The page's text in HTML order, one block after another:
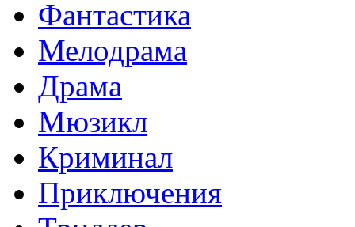
Фантастика
Мелодрама
Драма
Мюзикл
Криминал
Приключения